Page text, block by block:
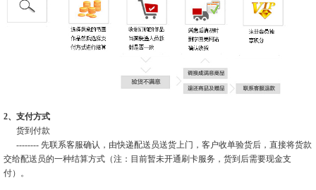
2、支付方式
货到付款
-------- 先联系客服确认，由快递配送员送货上门，客户收单验货后，直接将货款
交给配送员的一种结算方式（注：目前暂未开通刷卡服务，货到后需要现金支
付）。